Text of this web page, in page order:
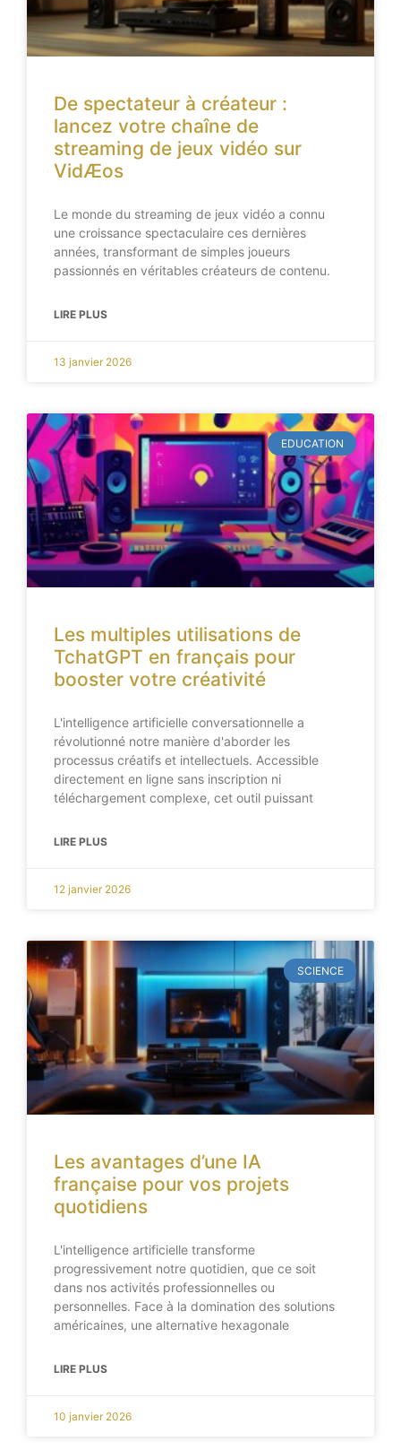
De spectateur à créateur :
lancez votre chaîne de
streaming de jeux vidéo sur
VidÆos
Le monde du streaming de jeux vidéo a connu
une croissance spectaculaire ces dernières
années, transformant de simples joueurs
passionnés en véritables créateurs de contenu.
LIRE PLUS
13 janvier 2026
EDUCATION
Les multiples utilisations de
TchatGPT en français pour
booster votre créativité
L'intelligence artificielle conversationnelle a
révolutionné notre manière d'aborder les
processus créatifs et intellectuels. Accessible
directement en ligne sans inscription ni
téléchargement complexe, cet outil puissant
LIRE PLUS
12 janvier 2026
SCIENCE
Les avantages d’une IA
française pour vos projets
quotidiens
L'intelligence artificielle transforme
progressivement notre quotidien, que ce soit
dans nos activités professionnelles ou
personnelles. Face à la domination des solutions
américaines, une alternative hexagonale
LIRE PLUS
10 janvier 2026